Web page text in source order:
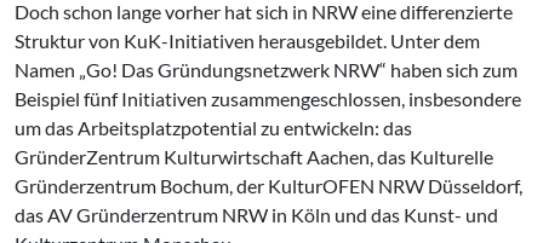
Doch schon lange vorher hat sich in NRW eine differenzierte
Struktur von KuK-Initiativen herausgebildet. Unter dem
Namen „Go! Das Gründungsnetzwerk NRW“ haben sich zum
Beispiel fünf Initiativen zusammengeschlossen, insbesondere
um das Arbeitsplatzpotential zu entwickeln: das
GründerZentrum Kulturwirtschaft Aachen, das Kulturelle
Gründerzentrum Bochum, der KulturOFEN NRW Düsseldorf,
das AV Gründerzentrum NRW in Köln und das Kunst- und